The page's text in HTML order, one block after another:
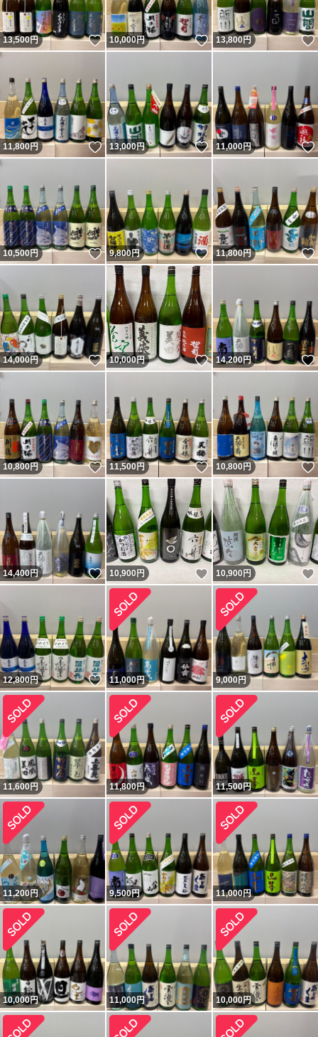
13,500円 いいね！
10,000円 いいね！
13,800円
11,800円 いいね！
13,000円 いいね！
11,000円
10,500円 いいね！
9,800円 いいね！
11,800円
14,000円 いいね！
10,000円 いいね！
14,200円
10,800円 いいね！
11,500円 いいね！
10,800円
14,400円 いいね！
10,900円 いいね！
10,900円
12,800円 いいね！
11,000円 9,000円
11,600円 11,800円 11,500円
11,200円 9,500円 11,000円
10,000円 11,000円 10,000円